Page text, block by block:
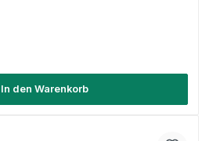
In den Warenkorb